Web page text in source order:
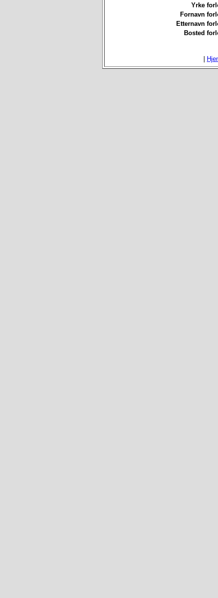
Yrke
Fornavn
Etternavn
Bosted